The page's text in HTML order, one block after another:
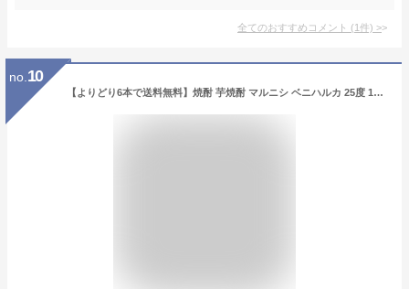
全てのおすすめコメント (1件) >
no. 10
【よりどり6本で送料無料】焼酎 芋焼酎 マルニシ ベニハルカ 25度 1800ml 鹿児島県 丸西酒造いも焼酎 白麹 常圧蒸留 1.8L 紅はるか 熟成紅はるか